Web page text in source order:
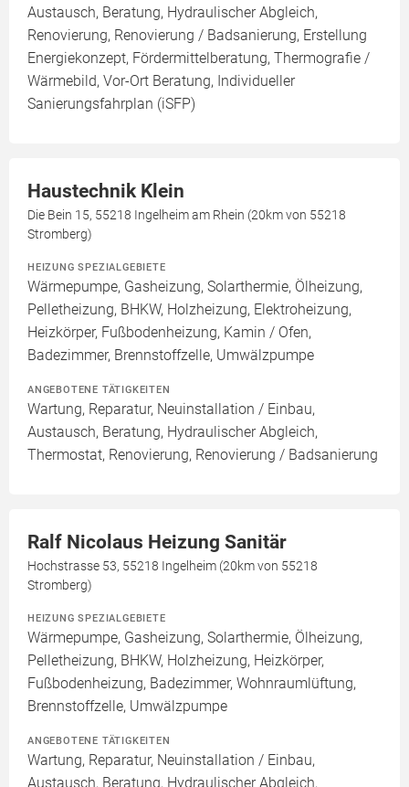
Austausch, Beratung, Hydraulischer Abgleich,
Renovierung, Renovierung / Badsanierung, Erstellung
Energiekonzept, Fördermittelberatung, Thermografie /
Wärmebild, Vor-Ort Beratung, Individueller
Sanierungsfahrplan (iSFP)
Haustechnik Klein
Die Bein 15, 55218 Ingelheim am Rhein (20km von 55218
Stromberg)
HEIZUNG SPEZIALGEBIETE
Wärmepumpe, Gasheizung, Solarthermie, Ölheizung,
Pelletheizung, BHKW, Holzheizung, Elektroheizung,
Heizkörper, Fußbodenheizung, Kamin / Ofen,
Badezimmer, Brennstoffzelle, Umwälzpumpe
ANGEBOTENE TÄTIGKEITEN
Wartung, Reparatur, Neuinstallation / Einbau,
Austausch, Beratung, Hydraulischer Abgleich,
Thermostat, Renovierung, Renovierung / Badsanierung
Ralf Nicolaus Heizung Sanitär
Hochstrasse 53, 55218 Ingelheim (20km von 55218
Stromberg)
HEIZUNG SPEZIALGEBIETE
Wärmepumpe, Gasheizung, Solarthermie, Ölheizung,
Pelletheizung, BHKW, Holzheizung, Heizkörper,
Fußbodenheizung, Badezimmer, Wohnraumlüftung,
Brennstoffzelle, Umwälzpumpe
ANGEBOTENE TÄTIGKEITEN
Wartung, Reparatur, Neuinstallation / Einbau,
Austausch, Beratung, Hydraulischer Abgleich,